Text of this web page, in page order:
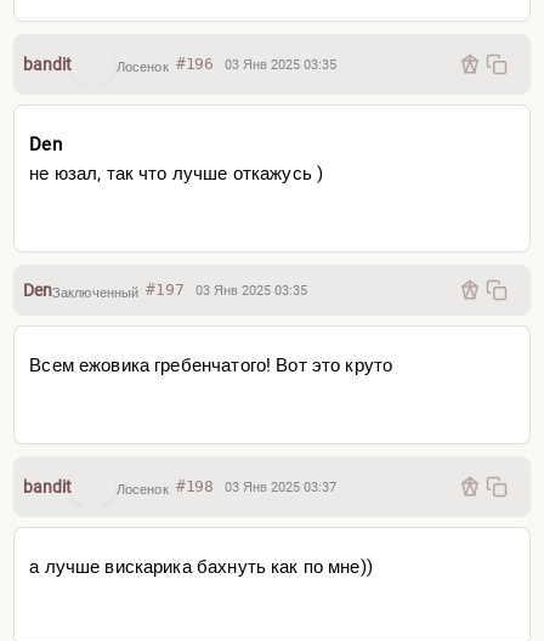
bandit Лосенок #196 03 Янв 2025 03:35
Den
не юзал, так что лучше откажусь )
DenЗаключенный #197 03 Янв 2025 03:35
Всем ежовика гребенчатого! Вот это круто
bandit Лосенок #198 03 Янв 2025 03:37
а лучше вискарика бахнуть как по мне))